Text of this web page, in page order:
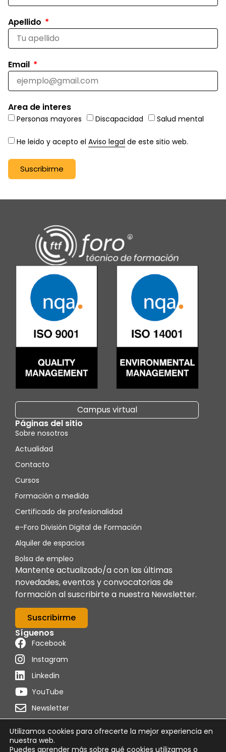
Apellido
Email
Area de interes
Personas mayores Discapacidad Salud mental
He leido y acepto el Aviso legal de este sitio web.
Suscribirme
Campus virtual
Páginas del sitio
Sobre nosotros
Actualidad
Contacto
Cursos
Formación a medida
Certificado de profesionalidad
e-Foro División Digital de Formación
Alquiler de espacios
Bolsa de empleo
Mantente actualizado/a con las últimas
novedades, eventos y convocatorias de
formación al suscribirte a nuestra Newsletter.
Suscribirme
Síguenos
Facebook
Instagram
Linkedin
YouTube
Newsletter
Powered byProgramon
Utilizamos cookies para ofrecerte la mejor experiencia en
nuestra web.
Puedes aprender más sobre qué cookies utilizamos o